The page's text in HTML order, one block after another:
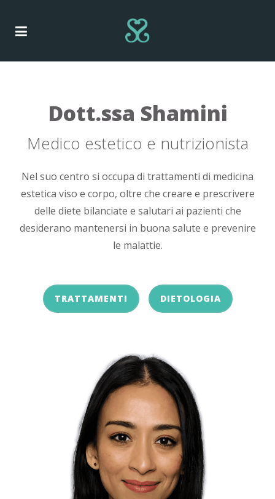
Dott.ssa Shamini
Medico estetico e nutrizionista
Nel suo centro si occupa di trattamenti di medicina
estetica viso e corpo, oltre che creare e prescrivere
delle diete bilanciate e salutari ai pazienti che
desiderano mantenersi in buona salute e prevenire
le malattie.
TRATTAMENTI DIETOLOGIA